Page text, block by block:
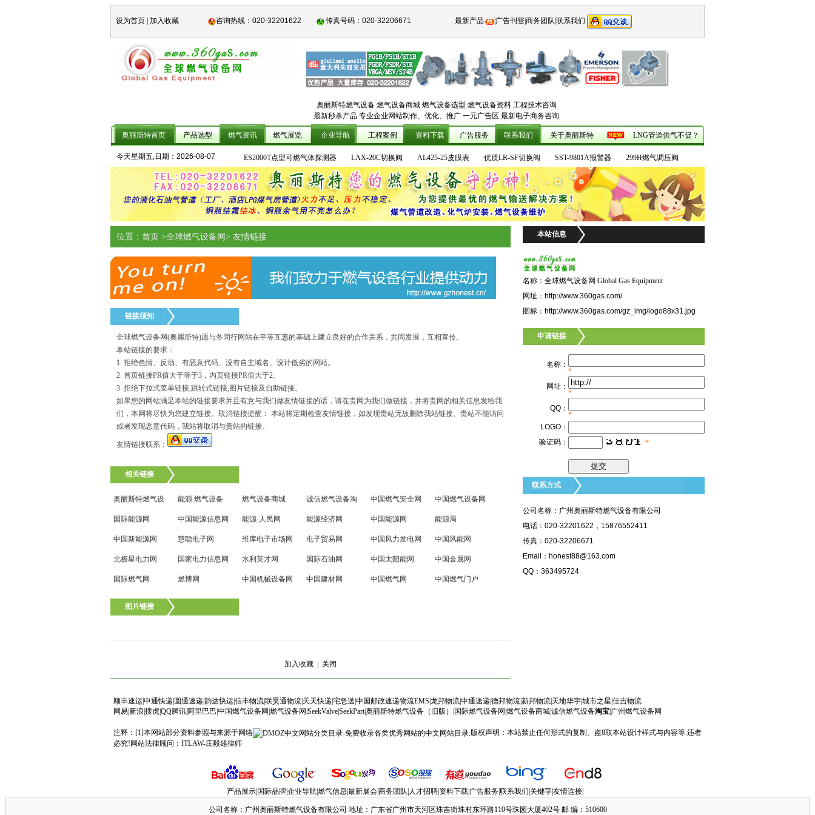
设为首页 加入收藏 咨询热线： 020-32201622 传真号码： 020-32206671 最新产品 广告刊登|商务团队| 联系我们
奥丽斯特燃气设备 燃气设备商城燃气设备选型 燃气设备资料工程技术咨询
最新秒杀产品 专业企业网站制作、优化、推广 一元广告区 最新电子商务咨询
奥丽斯特首页 产品选型 燃气资讯 燃气展览 企业导航 工程案例 资料下载 广告服务 联系我们 关于奥丽斯特 LNG管道供气不促？
今天星期五,日期： 2026-08-07
G16煤气表 JL268便携式检测仪 627系列调压器 瓦斯红外线燃烧器 Snooper Mini报警器
133L/133H减压阀
ES2000T点型可燃气体探测器
LAX-20C切换阀 AL425-25皮膜表 优质LR-SF切换阀 SST-9801A报警器 299H燃气调压阀
位置：首页 >全球燃气设备网> 友情链接
链接须知
全球燃气设备网(奧麗斯特)愿与各同行网站在平等互惠的基础上建立良好的合作关系，共同发展，互相宣传。
本站链接的要求：
1. 拒绝色情、反动、有恶意代码、没有自主域名、设计低劣的网站。
2. 首页链接PR值大于等于3，内页链接PR值大于2。
3. 拒绝下拉式菜单链接,跳转式链接,图片链接及自助链接。
如果您的网站满足本站的链接要求并且有意与我们做友情链接的话，请在贵网为我们做链接，并将贵网的相关信息发给我
们，本网将尽快为您建立链接。取消链接提醒： 本站将定期检查友情链接，如发现贵站无故删除我站链接、贵站不能访问
或者发现恶意代码，我站将取消与贵站的链接。
友情链接联系：
相关链接
奥丽斯特燃气设 能源.燃气设备 燃气设备商城 诚信燃气设备淘 中国燃气安全网 中国燃气设备网
国际能源网 中国能源信息网 能源-人民网 能源经济网 中国能源网 能源局
中国新能源网 慧聪电子网 维库电子市场网 电子贸易网 中国风力发电网 中国风能网
北极星电力网 国家电力信息网 水利英才网 国际石油网 中国太阳能网 中国金属网
国际燃气网 燃博网 中国机械设备网 中国建材网 中国燃气网 中国燃气门户
图片链接
加入收藏 关闭
本站信息
名称：全球燃气设备网 Global Gas Equipment
网址： http://www.360gas.com/
图标： http://www.360gas.com/gz_img/logo88x31.jpg
申请链接
名称：
*
网址：
*
QQ ：
*
LOGO ：
验证码：
*
联系方式
公司名称：广州奥丽斯特燃气设备有限公司
电话： 020-32201622，15876552411
传真： 020-32206671
Email：honest88@163.com
QQ：363495724
顺丰速运申通快递 圆通速递 韵达快运信丰物流联昊通物流 天天快递 宅急送 中国邮政速递物流EMS 龙邦物流中通速递 德邦物流新邦物流 |天地华宇城市之星 佳吉物流
网易新浪 搜虎QQ腾讯 阿里巴巴 中国燃气设备网 燃气设备网 SeekValveSeekPart|奥丽斯特燃气设备（旧版） 国际燃气设备网 燃气设备商城诚信燃气设备淘宝 广州燃气设备网
注释：[1]本网站部分资料参照与来源于网络
版权声明：本站禁止任何形式的复制、盗8取本站设计样式与内容等.违者
必究!网站法律顾问： ITLAW-庄毅雄律师
产品展示|国际品牌|企业导航|燃气信息|最新展会|商务团队|人才招聘|资料下载|广告服务|联系我们|关键字|友情连接|
公司名称：广州奥丽斯特燃气设备有限公司 地址：广东省广州市天河区珠吉街珠村东环路110号珠园大厦402号 邮 编：510600